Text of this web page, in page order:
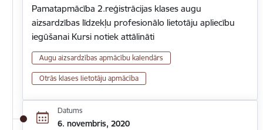
Pamatapmācība 2.reģistrācijas klases augu
aizsardzības līdzekļu profesionālo lietotāju apliecību
iegūšanai Kursi notiek attālināti
Augu aizsardzības apmācību kalendārs
Otrās klases lietotāju apmācība
Datums
6. novembris, 2020